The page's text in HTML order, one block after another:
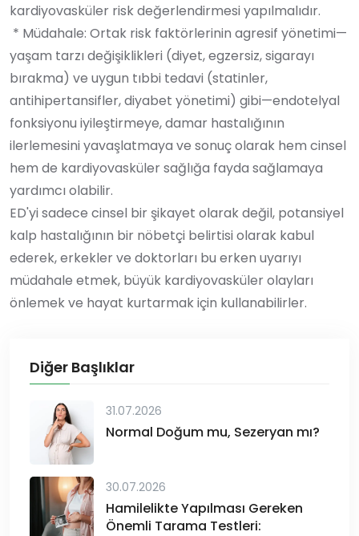
kardiyovasküler risk değerlendirmesi yapılmalıdır.
* Müdahale: Ortak risk faktörlerinin agresif yönetimi—
yaşam tarzı değişiklikleri (diyet, egzersiz, sigarayı
bırakma) ve uygun tıbbi tedavi (statinler,
antihipertansifler, diyabet yönetimi) gibi—endotelyal
fonksiyonu iyileştirmeye, damar hastalığının
ilerlemesini yavaşlatmaya ve sonuç olarak hem cinsel
hem de kardiyovasküler sağlığa fayda sağlamaya
yardımcı olabilir.
ED'yi sadece cinsel bir şikayet olarak değil, potansiyel
kalp hastalığının bir nöbetçi belirtisi olarak kabul
ederek, erkekler ve doktorları bu erken uyarıyı
müdahale etmek, büyük kardiyovasküler olayları
önlemek ve hayat kurtarmak için kullanabilirler.
Diğer Başlıklar
31.07.2026
Normal Doğum mu, Sezeryan mı?
30.07.2026
Hamilelikte Yapılması Gereken
Önemli Tarama Testleri: